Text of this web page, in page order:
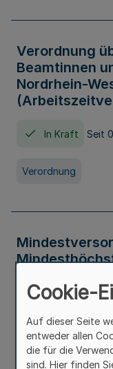
Verordnung
Beamtinnen
Nordrhein-
In Kraft Seit
Verordnung
Cookie-
Auf dieser Seite
entweder allen
die für die
sind. Hier finden